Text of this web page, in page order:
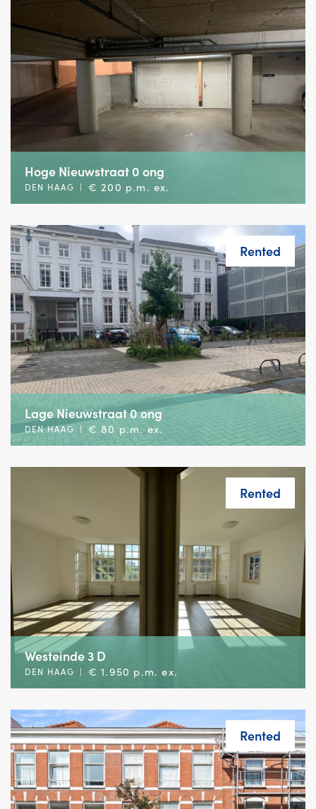
Hoge Nieuwstraat 0 ong
DEN HAAG | € 200 p.m. ex.
Rented
Lage Nieuwstraat 0 ong
DEN HAAG | € 80 p.m. ex.
Rented
Westeinde 3 D
DEN HAAG | € 1.950 p.m. ex.
Rented